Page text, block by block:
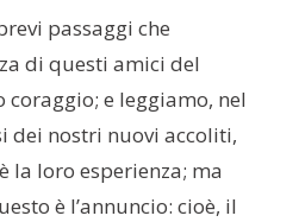
passaggi che
di questi amici del
coraggio; e leggiamo, nel
dei nostri nuovi accoliti,
la loro esperienza; ma
è l’annuncio: cioè, il